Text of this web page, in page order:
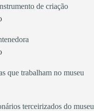
de criação
que trabalham no museu
terceirizados do museu